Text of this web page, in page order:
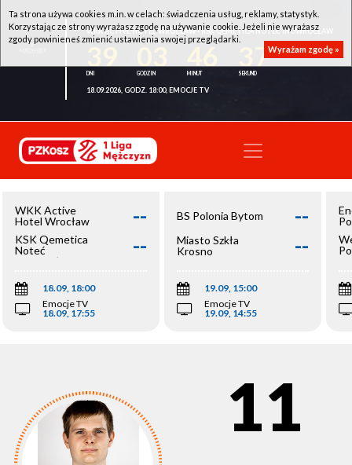
WKK ACTIVE HOTEL WROCŁAW - KSK QEMETICA NOTEĆ INOWROCŁAW
36
18.09.2026, GODZ. 18:00, EMOCJE TV
WKK Active
Hotel Wrocław
--
KSK Qemetica
Noteć
Inowrocław
--
18.09, 18:00
Emocje TV
18.09, 17:55
BS Polonia Bytom --
Miasto Szkła
Krosno
--
19.09, 15:00
Emocje TV
19.09, 14:55
11
Ta strona używa cookies m.in. w celach: świadczenia usług, reklamy, statystyk.
Korzystając ze strony wyrażasz zgodę na używanie cookie. Jeżeli nie wyrażasz
zgody powinieneś zmienić ustawienia swojej przeglądarki.
Wyrażam zgodę »